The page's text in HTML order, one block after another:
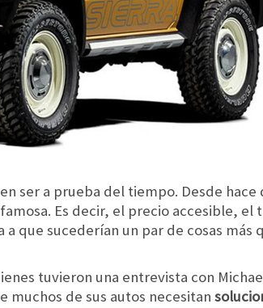
ser a prueba del tiempo. Desde hace
Es decir, el precio accesible, el
a que sucederían un par de cosas más
tuvieron una entrevista con
muchos de sus autos necesitan